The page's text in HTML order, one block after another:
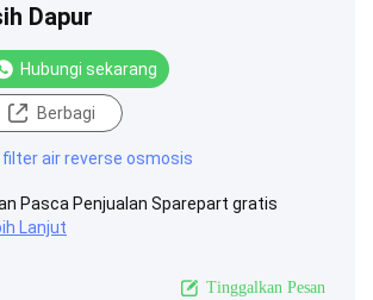
Dapur
Hubungi sekarang
Berbagi
air reverse osmosis
Pasca Penjualan Sparepart gratis
Lanjut
Tinggalkan Pesan